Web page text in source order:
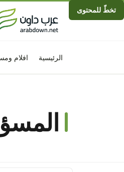
تخطّ للمحتوى
الرئيسية افلام